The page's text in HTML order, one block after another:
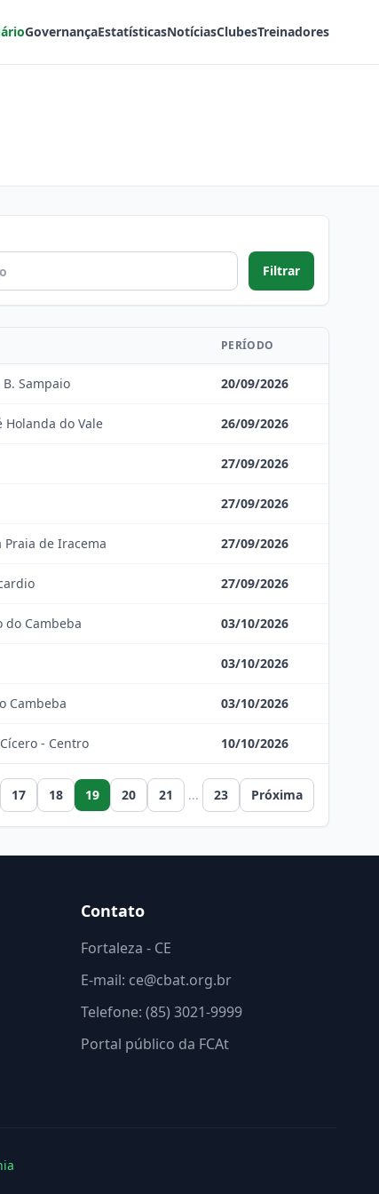
GovernançaEstatísticasNotíciasClubesTreinadores
Filtrar
PERÍODO
Sampaio 20/09/2026
Holanda do Vale 26/09/2026
27/09/2026
27/09/2026
de Iracema 27/09/2026
27/09/2026
do Cambeba 03/10/2026
03/10/2026
Cambeba 03/10/2026
- Centro 10/10/2026
17 18 19 20 21 ... 23 Próxima
Contato
Fortaleza - CE
E-mail: ce@cbat.org.br
Telefone: (85) 3021-9999
Portal público da FCAt